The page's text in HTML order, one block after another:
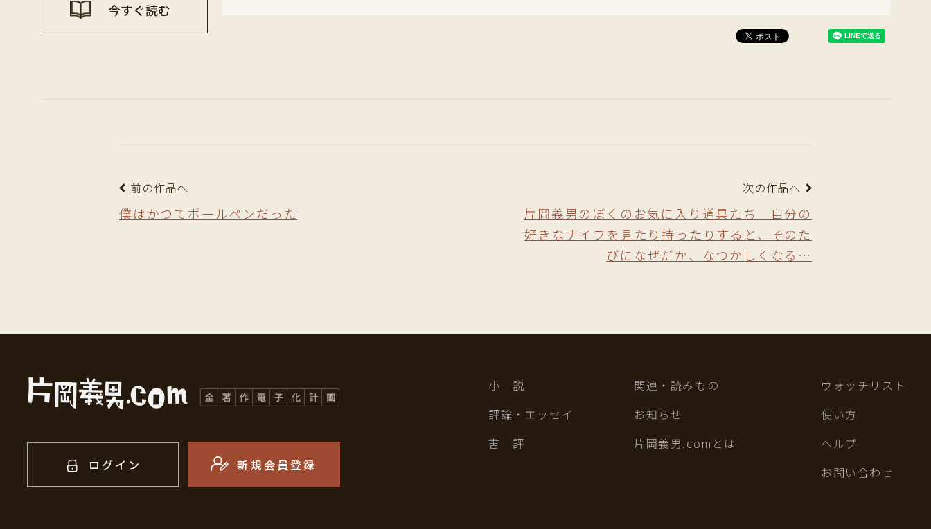
今すぐ読む
前の作品へ
僕はかつてボールペンだった
次の作品へ
片岡義男のぼくのお気に入り道具たち 自分の
好きなナイフを見たり持ったりすると、そのた
びになぜだか、なつかしくなる…
ログイン 新規会員登録
小 説
評論・エッセイ
書 評
関連・読みもの
お知らせ
片岡義男.comとは
ウォッチリスト
使い方
ヘルプ
お問い合わせ